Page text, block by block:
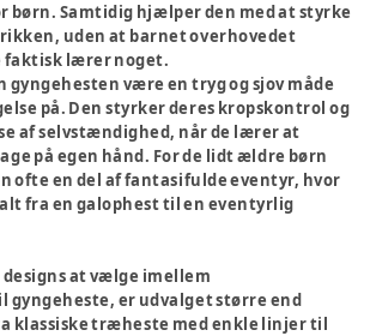
børn. Samtidig hjælper den med at styrke
uden at barnet overhovedet
faktisk lærer noget.
gyngehesten være en tryg og sjov måde
på. Den styrker deres kropskontrol og
af selvstændighed, når de lærer at
på egen hånd. For de lidt ældre børn
ofte en del af fantasifulde eventyr, hvor
fra en galophest til en eventyrlig
at vælge imellem
gyngeheste, er udvalget større end
klassiske træheste med enkle linjer til